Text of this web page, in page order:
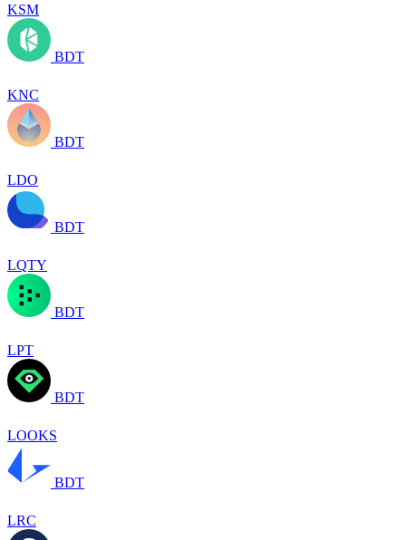
KSM
BDT
KNC
BDT
LDO
BDT
LQTY
BDT
LPT
BDT
LOOKS
BDT
LRC